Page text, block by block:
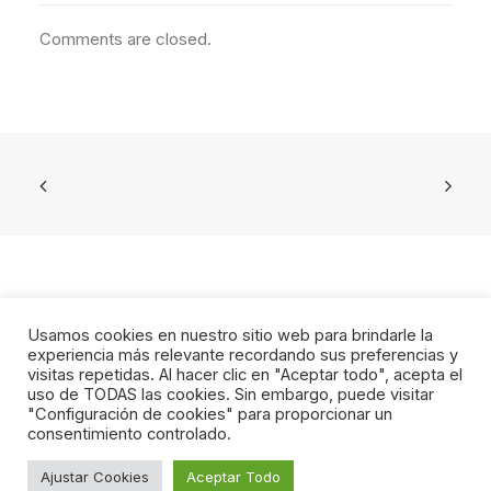
Comments are closed.
© 2023 Fundacion Levante UD. All rights reserved
CANAL DEL INFORMANTE
Usamos cookies en nuestro sitio web para brindarle la
experiencia más relevante recordando sus preferencias y
visitas repetidas. Al hacer clic en "Aceptar todo", acepta el
uso de TODAS las cookies. Sin embargo, puede visitar
"Configuración de cookies" para proporcionar un
consentimiento controlado.
Ajustar Cookies Aceptar Todo